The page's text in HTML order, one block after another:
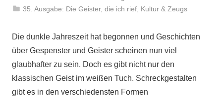
35. Ausgabe: Die Geister, die ich rief Kultur & Zeugs
Die dunkle Jahreszeit hat begonnen und Geschichten
über Gespenster und Geister scheinen nun viel
glaubhafter zu sein. Doch es gibt nicht nur den
klassischen Geist im weißen Tuch. Schreckgestalten
gibt es in den verschiedensten Formen